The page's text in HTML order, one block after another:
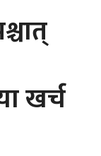
खर्च